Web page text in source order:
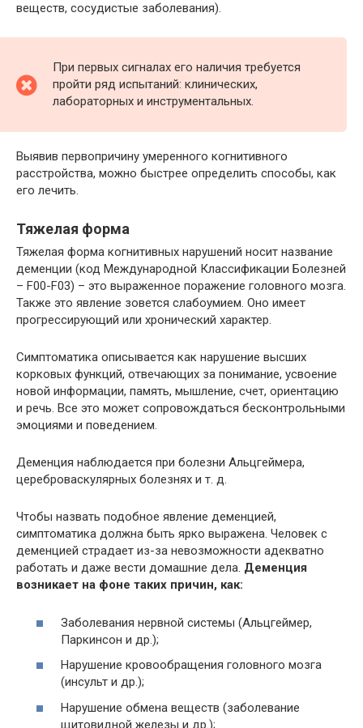
веществ, сосудистые заболевания).
При первых сигналах его наличия требуется
пройти ряд испытаний: клинических,
лабораторных и инструментальных.
Выявив первопричину умеренного когнитивного
расстройства, можно быстрее определить способы, как
его лечить.
Тяжелая форма
Тяжелая форма когнитивных нарушений носит название
деменции (код Международной Классификации Болезней
– F00-F03) – это выраженное поражение головного мозга.
Также это явление зовется слабоумием. Оно имеет
прогрессирующий или хронический характер.
Симптоматика описывается как нарушение высших
корковых функций, отвечающих за понимание, усвоение
новой информации, память, мышление, счет, ориентацию
и речь. Все это может сопровождаться бесконтрольными
эмоциями и поведением.
Деменция наблюдается при болезни Альцгеймера,
цереброваскулярных болезнях и т. д.
Чтобы назвать подобное явление деменцией,
симптоматика должна быть ярко выражена. Человек с
деменцией страдает из-за невозможности адекватно
работать и даже вести домашние дела. Деменция
возникает на фоне таких причин, как:
Заболевания нервной системы (Альцгеймер,
Паркинсон и др.);
Нарушение кровообращения головного мозга
(инсульт и др.);
Нарушение обмена веществ (заболевание
щитовидной железы и др.);